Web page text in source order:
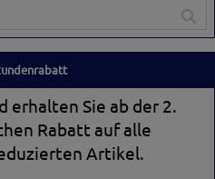
erhalten Sie ab der 2.
Rabatt auf alle
Artikel.